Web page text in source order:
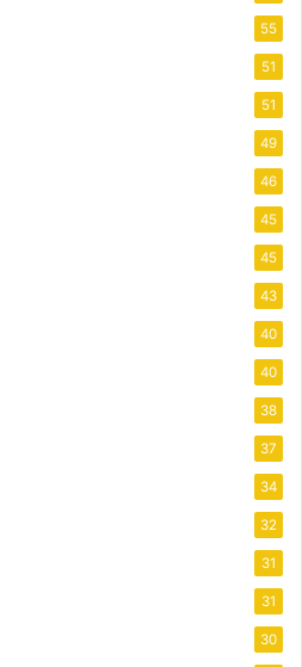
55
51
51
49
46
45
45
43
40
40
38
37
34
32
31
31
30